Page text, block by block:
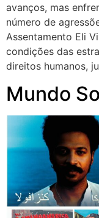
avanços, mas
número de
Assentamento Eli
condições das
direitos humanos,
Mundo